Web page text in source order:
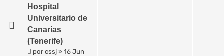
Hospital
Universitario de
Canarias
(Tenerife)
por cssj » 16 Jun